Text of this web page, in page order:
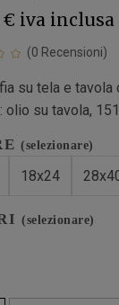
€ iva inclusa
(0 Recensioni)
su tela e tavola
olio su tavola,
(selezionare)
18x24
(selezionare)